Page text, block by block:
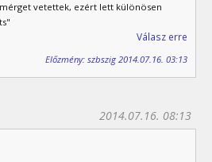
vetettek, ezért lett különösen
Válasz erre
Előzmény: szbszig 2014.07.16. 03:13
2014.07.16. 08:13